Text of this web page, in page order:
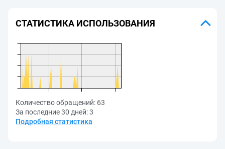
СТАТИСТИКА ИСПОЛЬЗОВАНИЯ
Количество обращений: 63
За последние 30 дней:3
Подробная статистика